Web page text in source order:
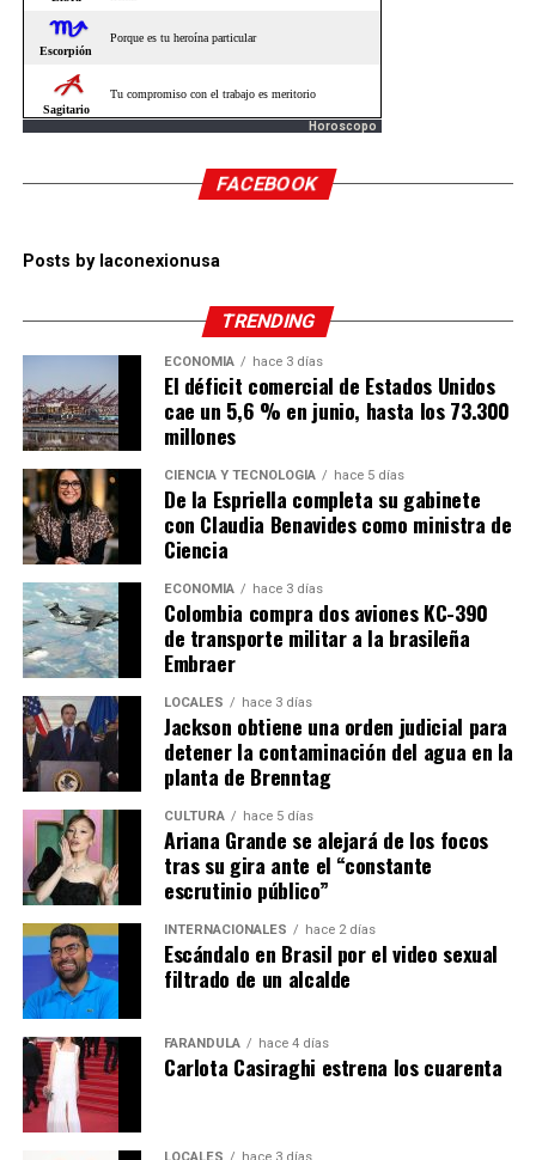
Horoscopo
FACEBOOK
Posts by laconexionusa
TRENDING
ECONOMÍA hace 3 días
El déficit comercial de Estados Unidos
cae un 5,6 % en junio, hasta los 73.300
millones
CIENCIA Y TECNOLOGÍA hace 5 días
De la Espriella completa su gabinete
con Claudia Benavides como ministra de
Ciencia
ECONOMÍA hace 3 días
Colombia compra dos aviones KC-390
de transporte militar a la brasileña
Embraer
LOCALES hace 3 días
Jackson obtiene una orden judicial para
detener la contaminación del agua en la
planta de Brenntag
CULTURA hace 5 días
Ariana Grande se alejará de los focos
tras su gira ante el “constante
escrutinio público”
INTERNACIONALES hace 2 días
Escándalo en Brasil por el video sexual
filtrado de un alcalde
FARÁNDULA hace 4 días
Carlota Casiraghi estrena los cuarenta